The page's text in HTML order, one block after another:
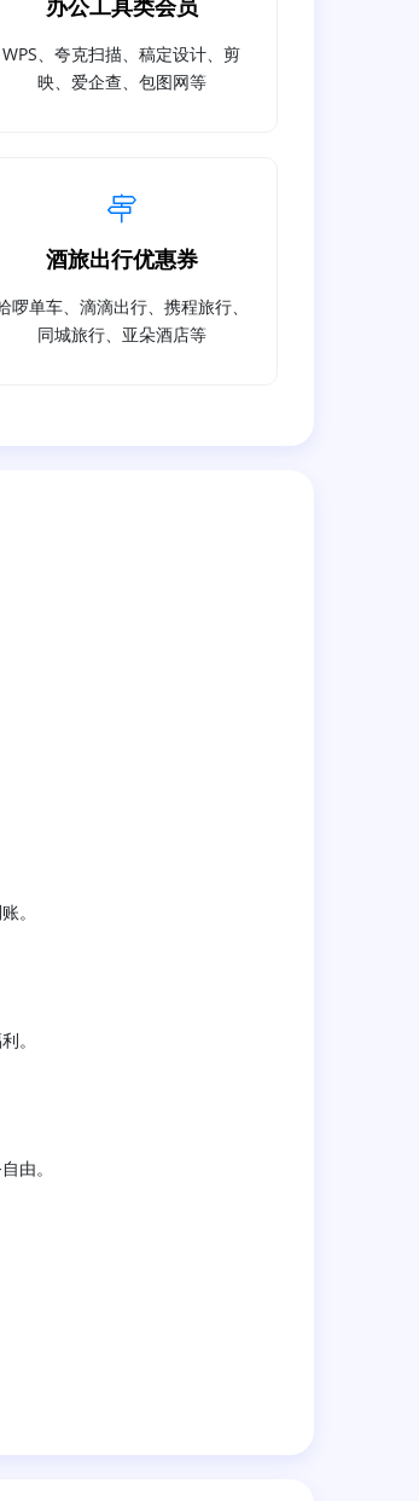
办公工具类会员
WPS、夸克扫描、稿定设计、剪
映、爱企查、包图网等
酒旅出行优惠券
啰单车、滴滴出行、携程旅行、
同城旅行、亚朵酒店等
。
。
由。